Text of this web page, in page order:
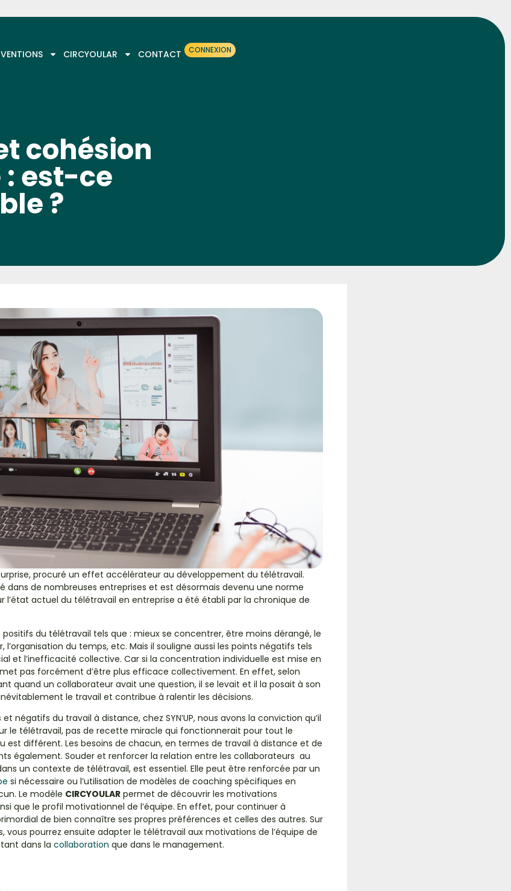
CIRCYOULAR CONTACT CONNEXION
cohésion
: est-ce
?
procuré un effet accélérateur au développement du télétravail.
dans de nombreuses entreprises et est désormais devenu une norme
l’état actuel du télétravail en entreprise a été établi par la chronique de
positifs du télétravail tels que : mieux se concentrer, être moins dérangé, le
l’organisation du temps, etc. Mais il souligne aussi les points négatifs tels
et l’inefficacité collective. Car si la concentration individuelle est mise en
pas forcément d’être plus efficace collectivement. En effet, selon
quand un collaborateur avait une question, il se levait et il la posait à son
le travail et contribue à ralentir les décisions.
négatifs du travail à distance, chez SYN’UP, nous avons la conviction qu’il
le télétravail, pas de recette miracle qui fonctionnerait pour tout le
est différent. Les besoins de chacun, en termes de travail à distance et de
également. Souder et renforcer la relation entre les collaborateurs au
un contexte de télétravail, est essentiel. Elle peut être renforcée par un
si nécessaire ou l’utilisation de modèles de coaching spécifiques en
Le modèle CIRCYOULAR permet de découvrir les motivations
que le profil motivationnel de l’équipe. En effet, pour continuer à
de bien connaître ses propres préférences et celles des autres. Sur
vous pourrez ensuite adapter le télétravail aux motivations de l’équipe de
dans la collaboration que dans le management.